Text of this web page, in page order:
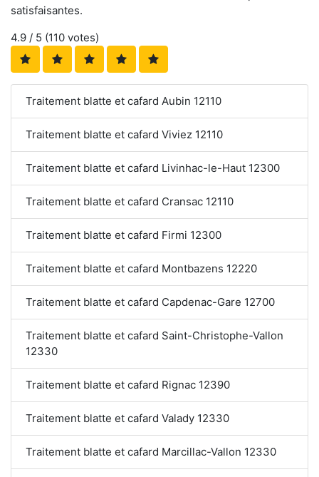
satisfaisantes.
4.9 / 5 (110 votes)
Traitement blatte et cafard Aubin 12110
Traitement blatte et cafard Viviez 12110
Traitement blatte et cafard Livinhac-le-Haut 12300
Traitement blatte et cafard Cransac 12110
Traitement blatte et cafard Firmi 12300
Traitement blatte et cafard Montbazens 12220
Traitement blatte et cafard Capdenac-Gare 12700
Traitement blatte et cafard Saint-Christophe-Vallon
12330
Traitement blatte et cafard Rignac 12390
Traitement blatte et cafard Valady 12330
Traitement blatte et cafard Marcillac-Vallon 12330